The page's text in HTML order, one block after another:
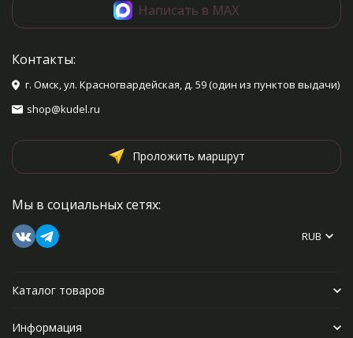
Написать в MAX
Контакты:
г. Омск, ул. Красногвардейская, д. 59 (один из пунктов выдачи)
shop@kudel.ru
Проложить маршрут
Мы в социальных сетях:
RUB
Каталог товаров
Информация